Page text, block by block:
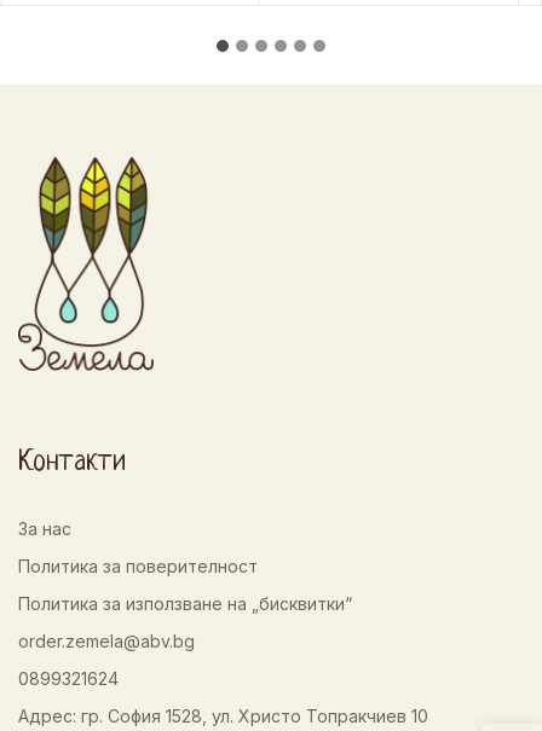
Контакти
За нас
Политика за поверителност
Политика за използване на „бисквитки“
order.zemela@abv.bg
0899321624
Адрес: гр. София 1528, ул. Христо Топракчиев 10